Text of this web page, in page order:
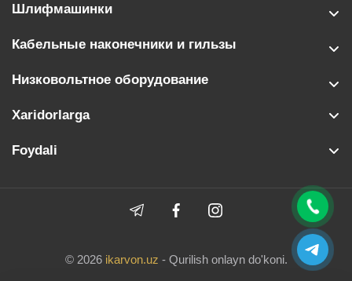
Шлифмашинки
Кабельные наконечники и гильзы
Низковольтное оборудование
Xaridorlarga
Foydali
© 2026 ikarvon.uz - Qurilish onlayn do'koni.